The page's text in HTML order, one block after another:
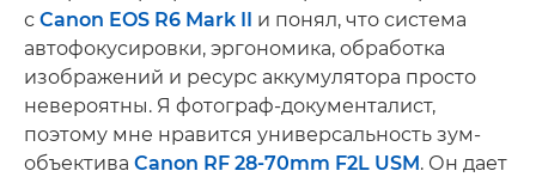
с Canon EOS R6 Mark II
и понял, что система
автофокусировки, эргономика, обработка
изображений и ресурс аккумулятора просто
невероятны. Я фотограф-документалист,
поэтому мне нравится универсальность зум-
объектива Canon RF 28-70mm F2L USM . Он дает